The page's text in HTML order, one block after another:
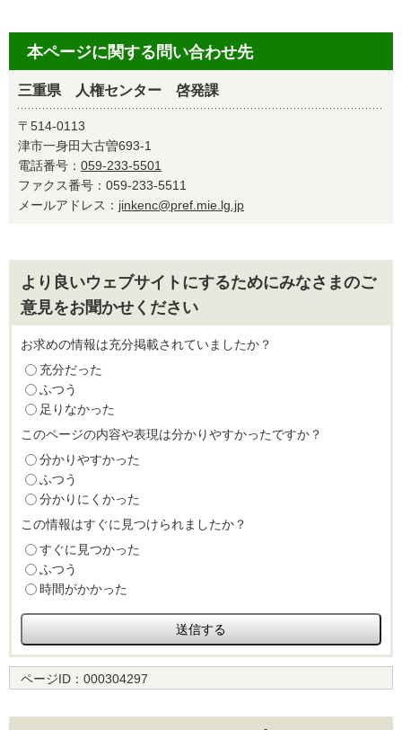
本ページに関する問い合わせ先
三重県 人権センター 啓発課
〒514-0113
津市一身田大古曽693-1
電話番号： 059-233-5501
ファクス番号：059-233-5511
メールアドレス： jinkenc@pref.mie.lg.jp
より良いウェブサイトにするためにみなさまのご
意見をお聞かせください
お求めの情報は充分掲載されていましたか？
充分だった
ふつう
足りなかった
このページの内容や表現は分かりやすかったですか？
分かりやすかった
ふつう
分かりにくかった
この情報はすぐに見つけられましたか？
すぐに見つかった
ふつう
時間がかかった
ページID： 000304297